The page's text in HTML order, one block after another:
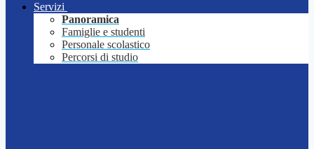
Servizi
Panoramica
Famiglie e studenti
Personale scolastico
Percorsi di studio